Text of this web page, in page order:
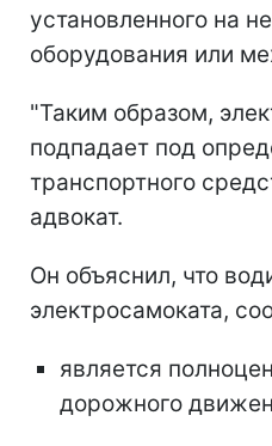
установленного на
оборудования или
"Таким образом,
подпадает под
транспортного
адвокат.
Он объяснил, что
электросамоката,
является
дорожного